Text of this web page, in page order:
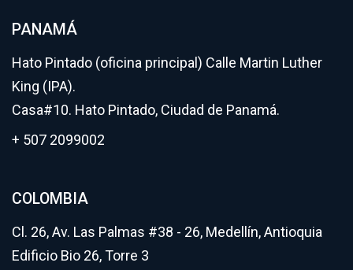
PANAMÁ
Hato Pintado (oficina principal) Calle Martin Luther
King (IPA).
Casa#10. Hato Pintado, Ciudad de Panamá.
+ 507 2099002
COLOMBIA
Cl. 26, Av. Las Palmas #38 - 26, Medellín, Antioquia
Edificio Bio 26, Torre 3